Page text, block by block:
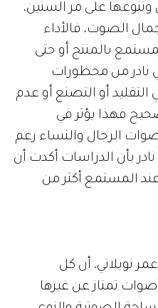
على مر السنين،
الصوت، فالأداء
بالمنتج أو حتى
نادر من محظورات
أو التصنع أو عدم
فهذا يؤثر في
الرجال والنساء رغم
بأن الدراسات أكدت أن
المستمع أكثر من
نويلاتي، أن كل
تمتاز عن غيرها